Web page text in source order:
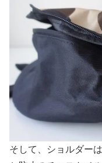
そして、ショルダー